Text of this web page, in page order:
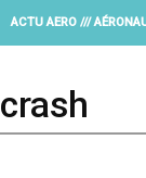
ACTU AERO ///
crash